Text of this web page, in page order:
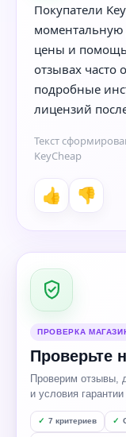
Покупатели
моментальную
цены и помощь
отзывах часто
подробные
лицензий
Текст
KeyCheap
👍 👎
ПРОВЕРКА
Проверьте
Проверим отзывы,
и условия гарантии
7 критериев